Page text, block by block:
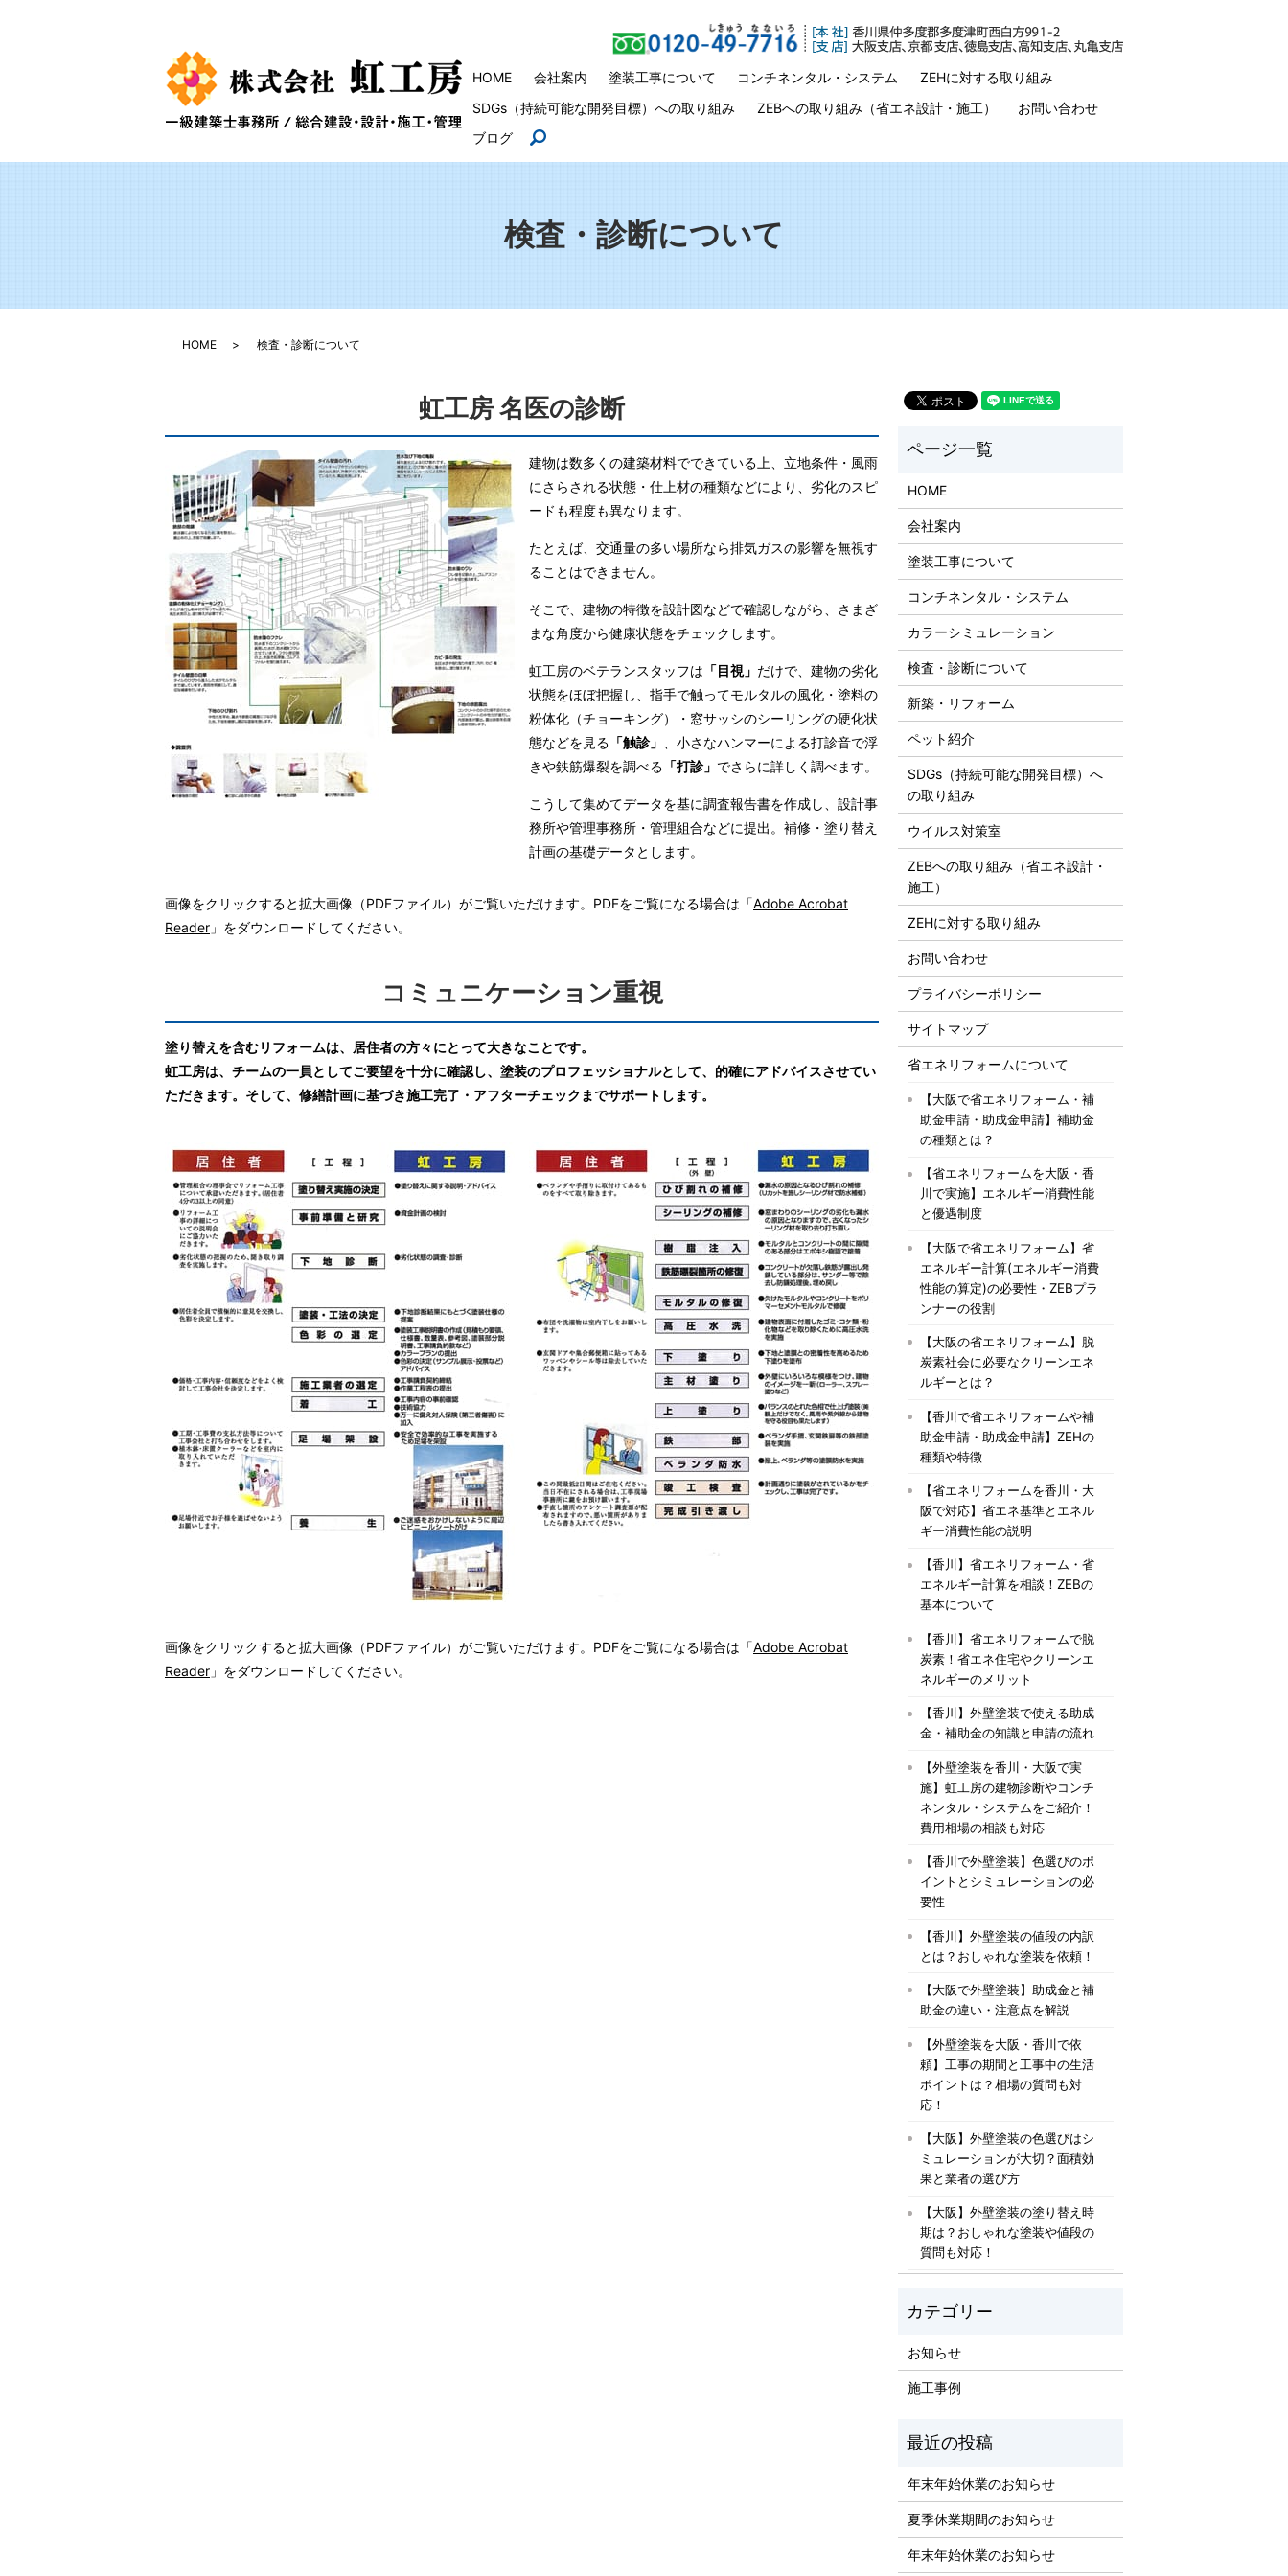
HOME 会社案内 塗装工事について コンチネンタル・システム
ZEHに対する取り組み
SDGs（持続可能な開発目標）への取り組み
ZEBへの取り組み（省エネ設計・施工）
お問い合わせ
ブログ
search
検査・診断について
HOME 検査・診断について
虹工房 名医の診断
建物は数多くの建築材料でできている上、立地条件・風雨
にさらされる状態・仕上材の種類などにより、劣化のスピ
ードも程度も異なります。
たとえば、交通量の多い場所なら排気ガスの影響を無視す
ることはできません。
そこで、建物の特徴を設計図などで確認しながら、さまざ
まな角度から健康状態をチェックします。
虹工房のベテランスタッフは 「目視」 だけで、建物の劣化
状態をほぼ把握し、指手で触ってモルタルの風化・塗料の
粉体化（チョーキング）・窓サッシのシーリングの硬化状
態などを見る 「触診」
、小さなハンマーによる打診音で浮
きや鉄筋爆裂を調べる 「打診」 でさらに詳しく調べます。
こうして集めてデータを基に調査報告書を作成し、設計事
務所や管理事務所・管理組合などに提出。補修・塗り替え
計画の基礎データとします。
画像をクリックすると拡大画像（PDFファイル）がご覧いただけます。PDFをご覧になる場合は「Adobe Acrobat
Reader 」をダウンロードしてください。
コミュニケーション重視
塗り替えを含むリフォームは、居住者の方々にとって大きなことです。
虹工房は、チームの一員としてご要望を十分に確認し、塗装のプロフェッショナルとして、的確にアドバイスさせてい
ただきます。そして、修繕計画に基づき施工完了・アフターチェックまでサポートします。
画像をクリックすると拡大画像（PDFファイル）がご覧いただけます。PDFをご覧になる場合は「Adobe Acrobat
Reader 」をダウンロードしてください。
HOME
会社案内
塗装工事について
コンチネンタル・システム
カラーシミュレーション
検査・診断について
新築・リフォーム
ペット紹介
SDGs（持続可能な開発目標）へ
の取り組み
ウイルス対策室
ZEBへの取り組み（省エネ設計・
施工）
ZEHに対する取り組み
お問い合わせ
プライバシーポリシー
サイトマップ
省エネリフォームについて
【大阪で省エネリフォーム・補
助金申請・助成金申請】補助金
の種類とは？
【省エネリフォームを大阪・香
川で実施】エネルギー消費性能
と優遇制度
【大阪で省エネリフォーム】省
エネルギー計算(エネルギー消費
性能の算定)の必要性・ZEBプラ
ンナーの役割
【大阪の省エネリフォーム】脱
炭素社会に必要なクリーンエネ
ルギーとは？
【香川で省エネリフォームや補
助金申請・助成金申請】ZEHの
種類や特徴
【省エネリフォームを香川・大
阪で対応】省エネ基準とエネル
ギー消費性能の説明
【香川】省エネリフォーム・省
エネルギー計算を相談！ZEBの
基本について
【香川】省エネリフォームで脱
炭素！省エネ住宅やクリーンエ
ネルギーのメリット
【香川】外壁塗装で使える助成
金・補助金の知識と申請の流れ
【外壁塗装を香川・大阪で実
施】虹工房の建物診断やコンチ
ネンタル・システムをご紹介！
費用相場の相談も対応
【香川で外壁塗装】色選びのポ
イントとシミュレーションの必
要性
【香川】外壁塗装の値段の内訳
とは？おしゃれな塗装を依頼！
【大阪で外壁塗装】助成金と補
助金の違い・注意点を解説
【外壁塗装を大阪・香川で依
頼】工事の期間と工事中の生活
ポイントは？相場の質問も対
応！
【大阪】外壁塗装の色選びはシ
ミュレーションが大切？面積効
果と業者の選び方
【大阪】外壁塗装の塗り替え時
期は？おしゃれな塗装や値段の
質問も対応！
お知らせ
施工事例
年末年始休業のお知らせ
夏季休業期間のお知らせ
年末年始休業のお知らせ